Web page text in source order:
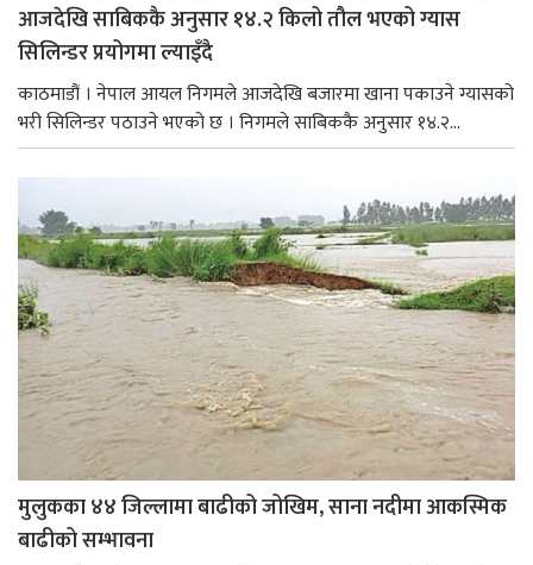
आजदेखि साबिककै अनुसार १४.२ किलो तौल भएको ग्यास
सिलिन्डर प्रयोगमा ल्याइँदै
काठमाडौं । नेपाल आयल निगमले आजदेखि बजारमा खाना पकाउने ग्यासको
भरी सिलिन्डर पठाउने भएको छ । निगमले साबिककै अनुसार १४.२...
मुलुकका ४४ जिल्लामा बाढीको जोखिम, साना नदीमा आकस्मिक
बाढीको सम्भावना